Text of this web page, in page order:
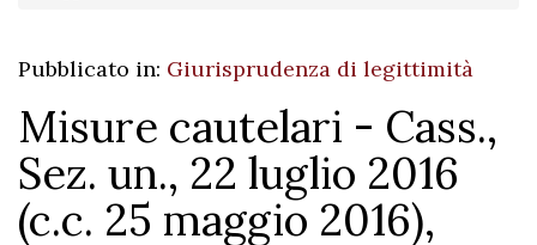
Pubblicato in: Giurisprudenza di legittimità
Misure cautelari - Cass.,
Sez. un., 22 luglio 2016
(c.c. 25 maggio 2016),